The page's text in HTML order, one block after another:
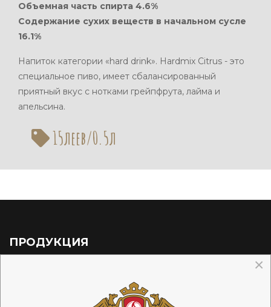
Объемная часть спирта 4.6%
Содержание сухих веществ в начальном сусле
16.1%
Напиток категории «hard drink». Hardmix Citrus - это
специальное пиво, имеет сбалансированный
приятный вкус с нотками грейпфрута, лайма и
апельсина.
15леев/0.5л
ПРОДУКЦИЯ
×